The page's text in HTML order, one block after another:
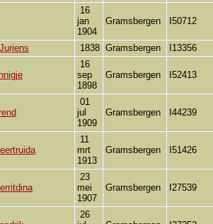
16
jan
1904
Gramsbergen I50712
1838 Gramsbergen I13356
16
sep
1898
Gramsbergen I52413
01
jul
1909
Gramsbergen I44239
11
mrt
1913
Gramsbergen I51426
23
mei
1907
Gramsbergen I27539
26